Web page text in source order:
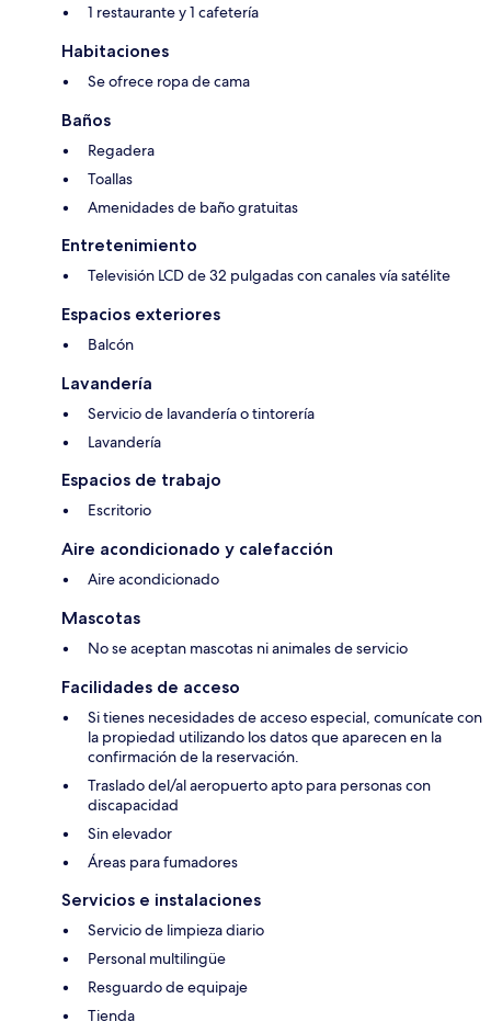
1 restaurante y 1 cafetería
Habitaciones
Se ofrece ropa de cama
Baños
Regadera
Toallas
Amenidades de baño gratuitas
Entretenimiento
Televisión LCD de 32 pulgadas con canales vía satélite
Espacios exteriores
Balcón
Lavandería
Servicio de lavandería o tintorería
Lavandería
Espacios de trabajo
Escritorio
Aire acondicionado y calefacción
Aire acondicionado
Mascotas
No se aceptan mascotas ni animales de servicio
Facilidades de acceso
Si tienes necesidades de acceso especial, comunícate con
la propiedad utilizando los datos que aparecen en la
confirmación de la reservación.
Traslado del/al aeropuerto apto para personas con
discapacidad
Sin elevador
Áreas para fumadores
Servicios e instalaciones
Servicio de limpieza diario
Personal multilingüe
Resguardo de equipaje
Tienda